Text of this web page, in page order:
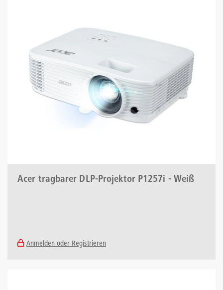
Acer tragbarer DLP-Projektor P1257i - Weiß
Anmelden oder Registrieren